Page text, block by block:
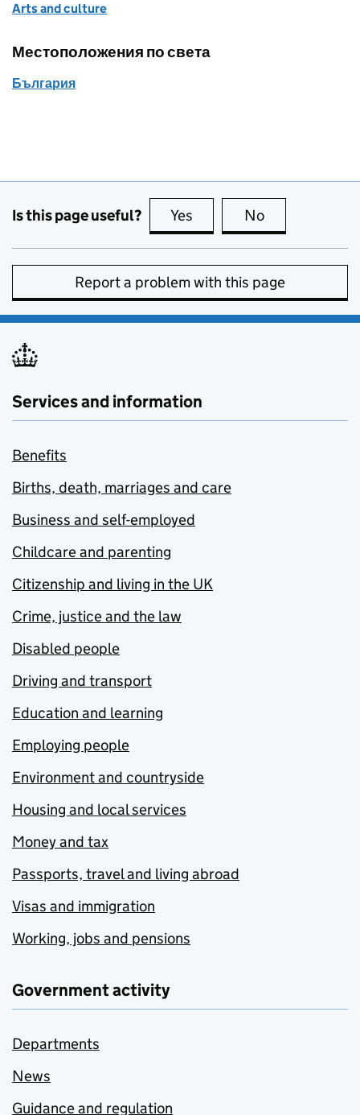
Arts and culture
Местоположения по света
България
Is this page useful? Yes this page is useful
No
Report a problem with this page
Services and information
Benefits
Births, death, marriages and care
Business and self-employed
Childcare and parenting
Citizenship and living in the UK
Crime, justice and the law
Disabled people
Driving and transport
Education and learning
Employing people
Environment and countryside
Housing and local services
Money and tax
Passports, travel and living abroad
Visas and immigration
Working, jobs and pensions
Government activity
Departments
News
Guidance and regulation